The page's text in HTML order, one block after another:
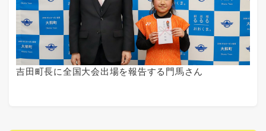
吉田町長に全国大会出場を報告する門馬さん